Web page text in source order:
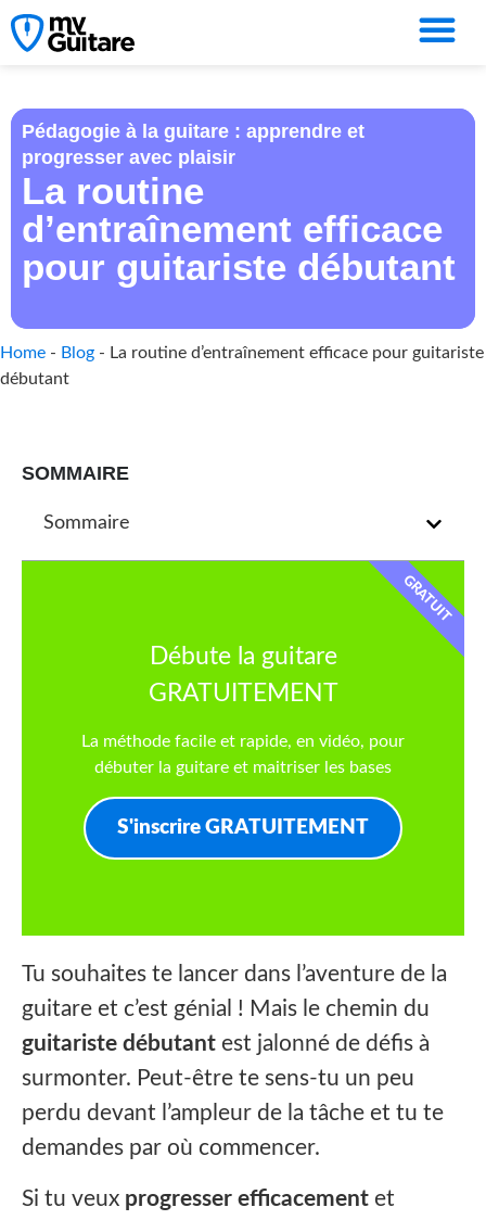
Pédagogie à la guitare : apprendre et
progresser avec plaisir
La routine
d’entraînement efficace
pour guitariste débutant
Home - Blog - La routine d’entraînement efficace pour guitariste
débutant
SOMMAIRE
Sommaire
Débute la guitare
GRATUITEMENT
La méthode facile et rapide, en vidéo, pour
débuter la guitare et maitriser les bases
S'inscrire GRATUITEMENT
GRATUIT
Tu souhaites te lancer dans l’aventure de la
guitare et c’est génial ! Mais le chemin du
guitariste débutant est jalonné de défis à
surmonter. Peut-être te sens-tu un peu
perdu devant l’ampleur de la tâche et tu te
demandes par où commencer.
Si tu veux progresser efficacement et